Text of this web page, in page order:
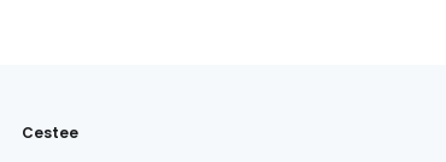
Cestee